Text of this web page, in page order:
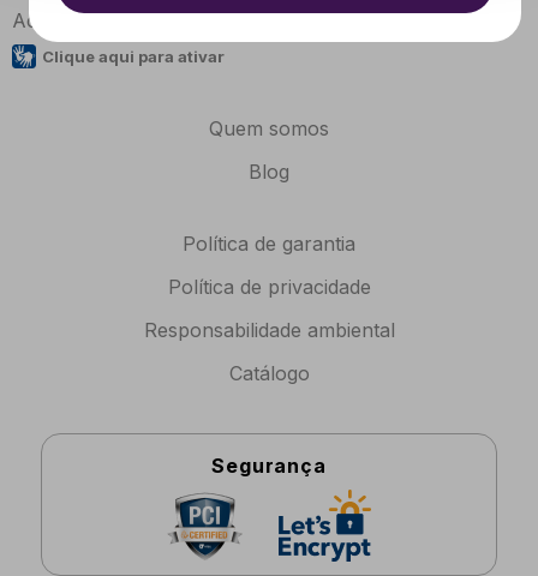
Acessível em Libras
Clique aqui para ativar
Quem somos
Blog
Política de garantia
Política de privacidade
Responsabilidade ambiental
Catálogo
Segurança